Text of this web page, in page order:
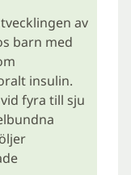
av
barn med
insulin.
fyra till sju